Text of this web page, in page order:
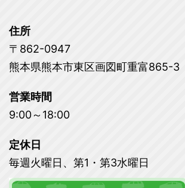
住所
〒862-0947
熊本県熊本市東区画図町重富865-3
営業時間
9:00～18:00
定休日
毎週火曜日、第1・第3水曜日